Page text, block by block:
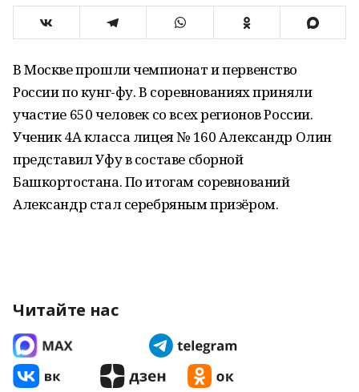
В Москве прошли чемпионат и первенство
России по кунг-фу. В соревнованиях приняли
участие 650 человек со всех регионов России.
Ученик 4А класса лицея № 160 Александр Олин
представил Уфу в составе сборной
Башкортостана. По итогам соревнований
Александр стал серебряным призёром.
Читайте нас